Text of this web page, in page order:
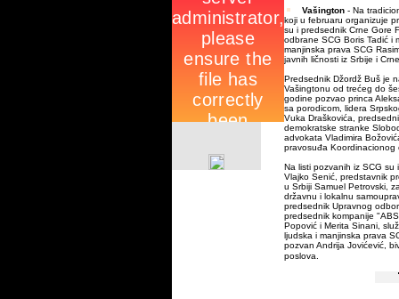
Vašington - Na
koji u februaru organizuje
su i predsednik Crne Gore
odbrane SCG Boris Tadić i
manjinska prava SCG
javnih ličnosti iz Srbije i
Predsednik Džordž Buš je
Vašingtonu od trećeg do
godine pozvao princa
sa porodicom, lidera
Vuka Draškovića,
demokratske stranke
advokata Vladimira
pravosuđa Koordinacionog
Na listi pozvanih iz SCG su
Vlajko Senić, predstavnik
u Srbiji Samuel Petrovski,
državnu i lokalnu
predsednik Upravnog
predsednik kompanije
Popović i Merita Sinani,
ljudska i manjinska prava
pozvan Andrija Jovićević,
poslova.